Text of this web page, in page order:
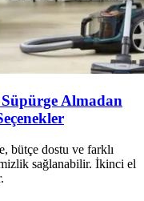
Almadan
bütçe dostu ve farklı
sağlanabilir. İkinci el